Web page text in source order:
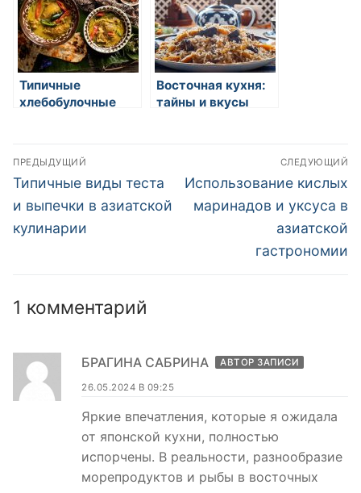
Типичные
хлебобулочные
Восточная кухня:
тайны и вкусы
Навигация
по
записям
ПРЕДЫДУЩИЙ
Предыдущая
запись:
Типичные виды теста
и выпечки в азиатской
кулинарии
СЛЕДУЮЩИЙ
Следующая
запись:
Использование кислых
маринадов и уксуса в
азиатской
гастрономии
1 комментарий
БРАГИНА САБРИНА АВТОР ЗАПИСИ
26.05.2024 В 09:25
Яркие впечатления, которые я ожидала
от японской кухни, полностью
испорчены. В реальности, разнообразие
морепродуктов и рыбы в восточных